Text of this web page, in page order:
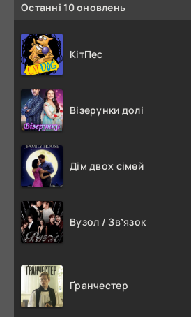
Останні 10 оновлень
КітПес
Візерунки долі
Дім двох сімей
Вузол / Звʼязок
Ґранчестер